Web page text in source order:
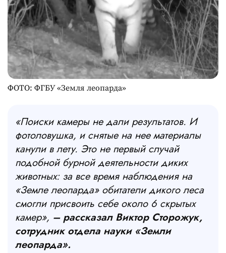
ФОТО: ФГБУ «Земля леопарда»
«Поиски камеры не дали результатов. И
фотоловушка, и снятые на нее материалы
канули в лету. Это не первый случай
подобной бурной деятельности диких
животных: за все время наблюдения на
«Земле леопарда» обитатели дикого леса
смогли присвоить себе около 6 скрытых
камер», – рассказал Виктор Сторожук,
сотрудник отдела науки «Земли
леопарда».